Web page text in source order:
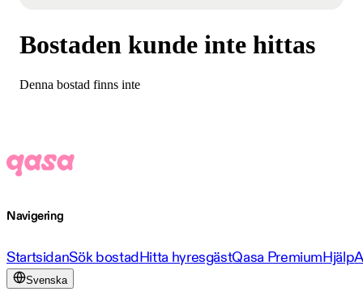
Bostaden kunde inte hittas
Denna bostad finns inte
Navigering
StartsidanSök bostadHitta hyresgästQasa PremiumHjälp
Svenska